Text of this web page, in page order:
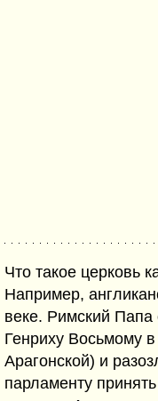
Что такое церковь
Например,
веке. Римский Папа
Генриху Восьмому
Арагонской) и
парламенту